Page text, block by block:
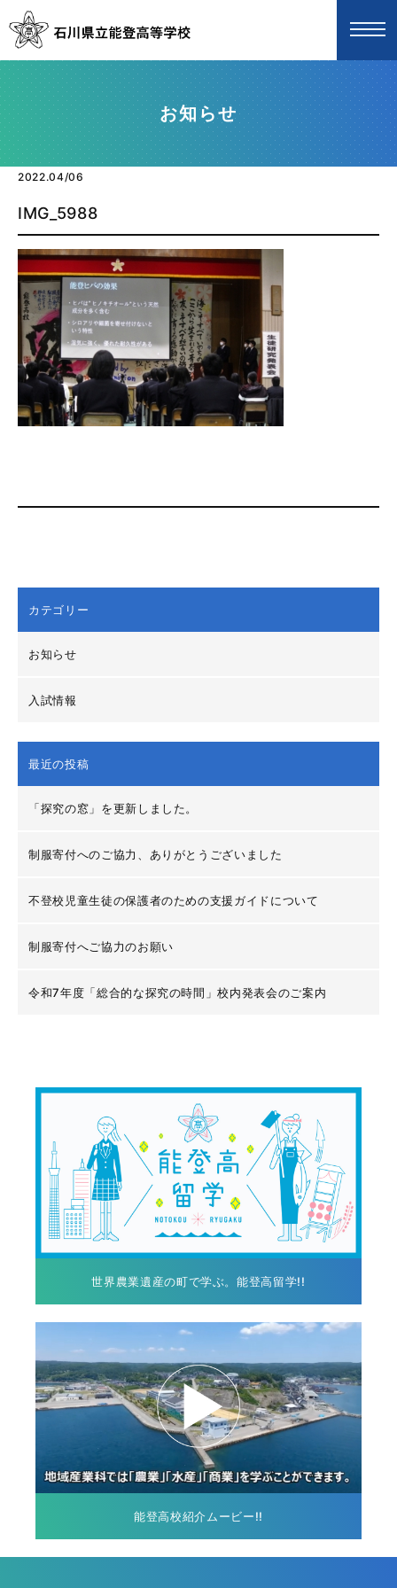
お知らせ
2022.04/06
IMG_5988
カテゴリー
お知らせ
入試情報
最近の投稿
「探究の窓」を更新しました。
制服寄付へのご協力、ありがとうございました
不登校児童生徒の保護者のための支援ガイドについて
制服寄付へご協力のお願い
令和7年度「総合的な探究の時間」校内発表会のご案内
世界農業遺産の町で学ぶ。能登高留学!!
能登高校紹介ムービー!!